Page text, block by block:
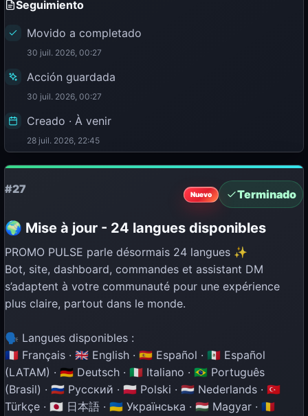
Seguimiento
Movido a completado
30 juil. 2026, 00:27
Acción guardada
30 juil. 2026, 00:27
Creado · À venir
28 juil. 2026, 22:45
#27 Nuevo Terminado
🌍 Mise à jour - 24 langues disponibles
PROMO PULSE parle désormais 24 langues ✨
Bot, site, dashboard, commandes et assistant DM
s’adaptent à votre communauté pour une expérience
plus claire, partout dans le monde.
🗣️ Langues disponibles :
🇫🇷 Français · 🇬🇧 English · 🇪🇸 Español · 🇲🇽 Español
(LATAM) · 🇩🇪 Deutsch · 🇮🇹 Italiano · 🇧🇷 Português
(Brasil) · 🇷🇺 Русский · 🇵🇱 Polski · 🇳🇱 Nederlands · 🇹🇷
Türkçe · 🇯🇵 日本語 · 🇺🇦 Українська · 🇭🇺 Magyar · 🇷🇴